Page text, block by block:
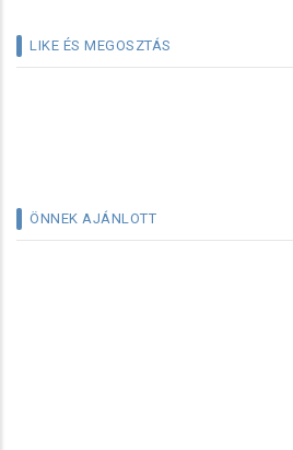
LIKE ÉS MEGOSZTÁS
ÖNNEK AJÁNLOTT